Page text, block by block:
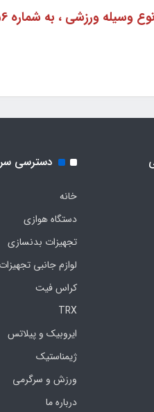
دسترسی
خانه
دستگاه هوازی
تجهیزات بدنسازی
لوازم جانبی
کراس فیت
TRX
ایروبیک و پیلاتس
ژیمناستیک
ورزش و سرگرمی
درباره ما